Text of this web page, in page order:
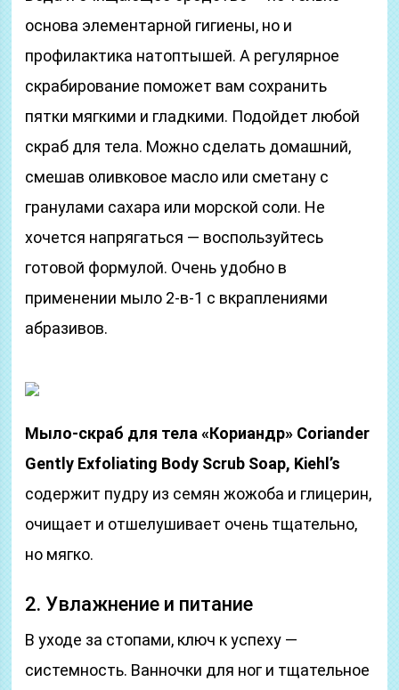
основа элементарной гигиены, но и
профилактика натоптышей. А регулярное
скрабирование поможет вам сохранить
пятки мягкими и гладкими. Подойдет любой
скраб для тела. Можно сделать домашний,
смешав оливковое масло или сметану с
гранулами сахара или морской соли. Не
хочется напрягаться — воспользуйтесь
готовой формулой. Очень удобно в
применении мыло 2-в-1 с вкраплениями
абразивов.
Мыло-скраб для тела «Кориандр» Coriander
Gently Exfoliating Body Scrub Soap, Kiehl’s
содержит пудру из семян жожоба и глицерин,
очищает и отшелушивает очень тщательно,
но мягко.
2. Увлажнение и питание
В уходе за стопами, ключ к успеху —
системность. Ванночки для ног и тщательное